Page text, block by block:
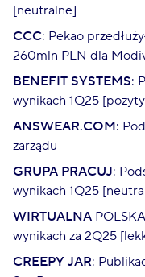
[neutralne]
CCC: Pekao
260mln PLN dla
BENEFIT SYSTEMS:
wynikach 1Q25
ANSWEAR.COM:
zarządu
GRUPA PRACUJ:
wynikach 1Q25
WIRTUALNA
wynikach za 2Q25
CREEPY JAR: